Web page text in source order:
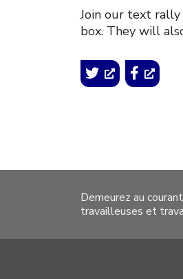
Join our text rally
box. They will
Demeurez au
travailleuses et